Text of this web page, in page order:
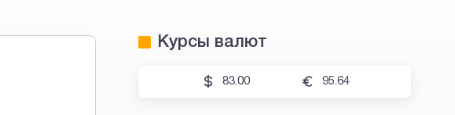
Курсы валют
83.00 95.64